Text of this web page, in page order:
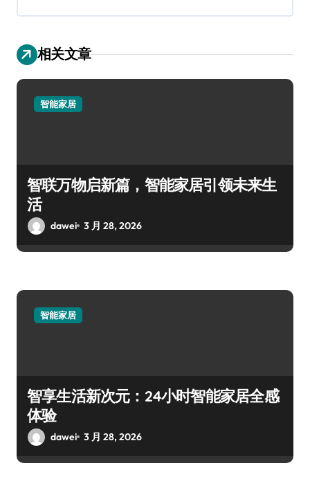
相关文章
智能家居
智联万物启新篇，智能家居引领未来生
活
dawei 3 月 28, 2026
智能家居
智享生活新次元：24小时智能家居全感
体验
dawei 3 月 28, 2026